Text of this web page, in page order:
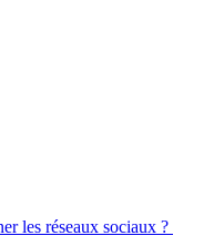
les réseaux sociaux ?